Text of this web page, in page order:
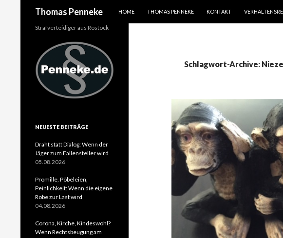
Thomas Penneke
HOME
THOMAS PENNEKE KONTAKT
Schlagwort-Archive:
Strafverteidiger aus Rostock
NEUESTE BEITRÄGE
Draht statt Dialog: Wenn der
Jäger zum Fallensteller wird
05.08.2026
Promille, Pöbeleien,
Peinlichkeit: Wenn die eigene
Robe zur Last wird
04.08.2026
Corona, Kirche, Kindeswohl?
Wenn Rechtsbeugung am